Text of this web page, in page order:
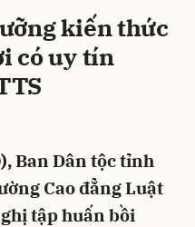
kiến thức
có uy tín
Ban Dân tộc tỉnh
Cao đẳng Luật
tập huấn bồi